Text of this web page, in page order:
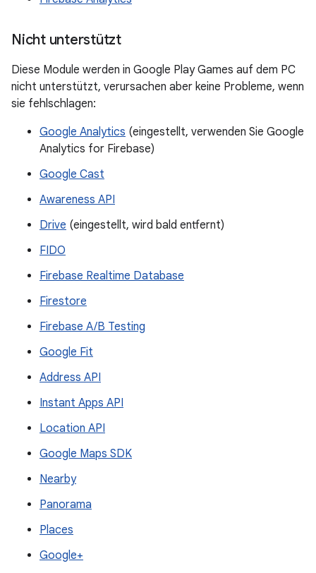
Nicht unterstützt
Diese Module werden in Google Play Games auf dem PC
nicht unterstützt, verursachen aber keine Probleme, wenn
sie fehlschlagen:
Google Analytics (eingestellt, verwenden Sie Google
Analytics for Firebase)
Google Cast
Awareness API
Drive (eingestellt, wird bald entfernt)
FIDO
Firebase Realtime Database
Firestore
Firebase A/B Testing
Google Fit
Address API
Instant Apps API
Location API
Google Maps SDK
Nearby
Panorama
Places
Google+